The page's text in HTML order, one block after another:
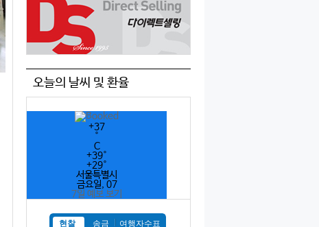
오늘의 날씨 및 환율
+37
°
C
+39°
+29°
서울특별시
금요일, 07
7일 예보 보기